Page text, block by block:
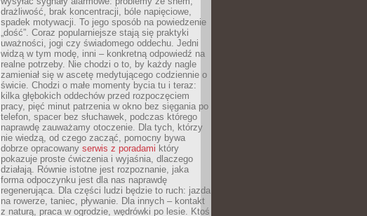
drażliwość, brak koncentracji, bóle napięciowe,
spadek motywacji. To jego sposób na powiedzenie
„dość”. Coraz popularniejsze stają się praktyki
uważności, jogi czy świadomego oddechu. Jedni
widzą w tym modę, inni – konkretną odpowiedź na
realne potrzeby. Nie chodzi o to, by każdy nagle
zamieniał się w ascetę medytującego codziennie o
świcie. Chodzi o małe momenty bycia tu i teraz:
kilka głębokich oddechów przed rozpoczęciem
pracy, pięć minut patrzenia w okno bez sięgania po
telefon, spacer bez słuchawek, podczas którego
naprawdę zauważamy otoczenie. Dla tych, którzy
nie wiedzą, od czego zacząć, pomocny bywa
dobrze opracowany serwis z poradami który
pokazuje proste ćwiczenia i wyjaśnia, dlaczego
działają. Równie istotne jest rozpoznanie, jaka
forma odpoczynku jest dla nas naprawdę
regenerująca. Dla części ludzi będzie to ruch: jazda
na rowerze, taniec, pływanie. Dla innych – kontakt
z naturą, praca w ogrodzie, wędrówki po lesie. Ktoś